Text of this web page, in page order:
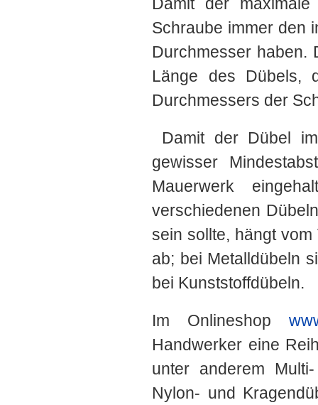
Damit der
Schraube immer den
Durchmesser haben.
Länge des Dübels,
Durchmessers der
Damit der Dübel
gewisser
Mauerwerk
verschiedenen
sein sollte, hängt
ab; bei Metalldübeln
bei Kunststoffdübeln.
Im Onlineshop
Handwerker eine
unter anderem
Nylon- und